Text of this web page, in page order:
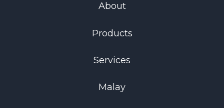
About
Products
Services
Malay